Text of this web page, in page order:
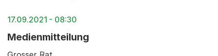
17.09.2021 - 08:30
Medienmitteilung